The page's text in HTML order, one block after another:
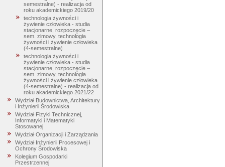
semestralne) - realizacja od
roku akademickiego 2019/20
technologia żywności i
żywienie człowieka - studia
stacjonarne, rozpoczęcie –
sem. zimowy, technologia
żywności i żywienie człowieka
(4-semestralne)
technologia żywności i
żywienie człowieka - studia
stacjonarne, rozpoczęcie –
sem. zimowy, technologia
żywności i żywienie człowieka
(4-semestralne) - realizacja od
roku akademickiego 2021/22
Wydział Budownictwa, Architektury
i Inżynierii Środowiska
Wydział Fizyki Technicznej,
Informatyki i Matematyki
Stosowanej
Wydział Organizacji i Zarządzania
Wydział Inżynierii Procesowej i
Ochrony Środowiska
Kolegium Gospodarki
Przestrzennej